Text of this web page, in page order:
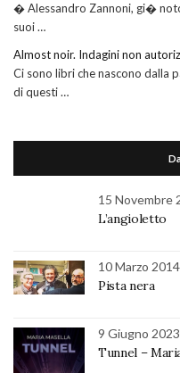
� Alessandro Zannoni, gi�
suoi …
Almost noir. Indagini non
Ci sono libri che nascono dalla
di questi …
15 Novembre
L’angioletto
10 Marzo 2014
Pista nera
9 Giugno 2023
Tunnel –